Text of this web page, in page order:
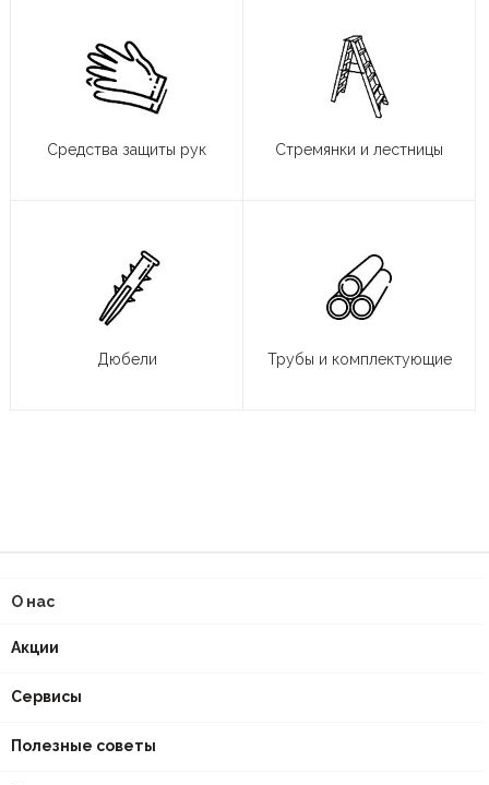
Средства защиты рук Стремянки и лестницы
Дюбели Трубы и комплектующие
О нас
Акции
Сервисы
Полезные советы